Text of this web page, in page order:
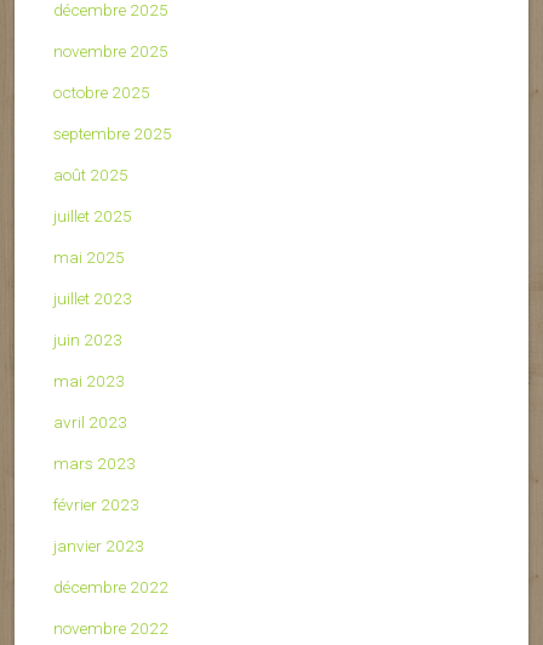
décembre 2025
novembre 2025
octobre 2025
septembre 2025
août 2025
juillet 2025
mai 2025
juillet 2023
juin 2023
mai 2023
avril 2023
mars 2023
février 2023
janvier 2023
décembre 2022
novembre 2022